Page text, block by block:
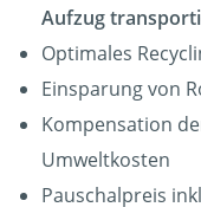
Aufzug
Optimales
Einsparung von
Kompensation
Umweltkosten
Pauschalpreis